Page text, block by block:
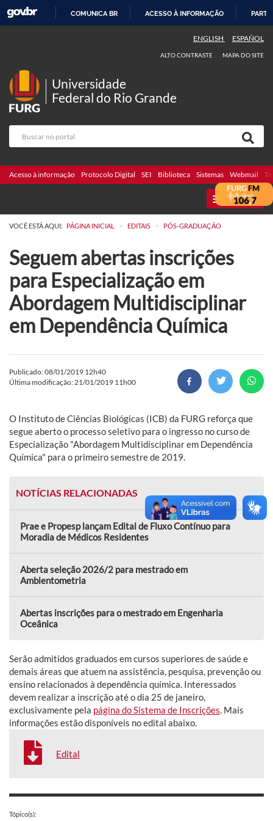
COMUNICA BR ACESSO À INFORMAÇÃO
ENGLISH ESPAÑOL
ALTO CONTRASTE MAPA DO SITE
Universidade
Federal do Rio Grande
Acesso à informação Protocolo Digital SEI Biblioteca Sistemas Webmail
MENU
VOCÊ ESTÁ AQUI: PÁGINA INICIAL > EDITAIS > PÓS-GRADUAÇÃO
Seguem abertas inscrições
para Especialização em
Abordagem Multidisciplinar
em Dependência Química
Publicado: 08/01/2019 12h40
Última modificação: 21/01/2019 11h00
O Instituto de Ciências Biológicas (ICB) da FURG reforça que
segue aberto o processo seletivo para o ingresso no curso de
Especialização "Abordagem Multidisciplinar em Dependência
Química" para o primeiro semestre de 2019.
NOTÍCIAS RELACIONADAS
Prae e Propesp lançam Edital de Fluxo Contínuo para
Moradia de Médicos Residentes
Aberta seleção 2026/2 para mestrado em
Ambientometria
Abertas inscrições para o mestrado em Engenharia
Oceânica
Serão admitidos graduados em cursos superiores de saúde e
demais áreas que atuem na assistência, pesquisa, prevenção ou
ensino relacionados à dependência química. Interessados
devem realizar a inscrição até o dia 25 de janeiro,
exclusivamente pela página do Sistema de Inscrições . Mais
informações estão disponíveis no edital abaixo.
Edital
Tópico(s):